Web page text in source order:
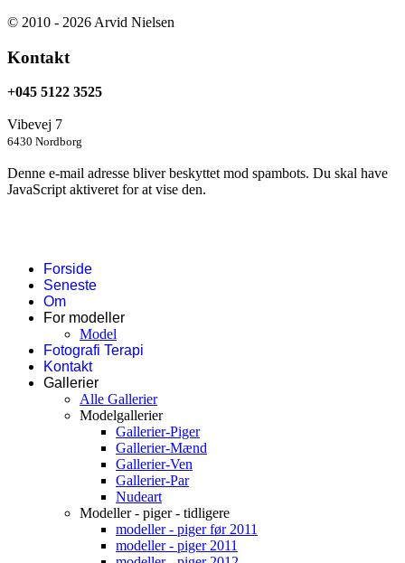
© 2010 - 2026 Arvid Nielsen
Kontakt
+045 5122 3525
Vibevej 7
6430 Nordborg
Denne e-mail adresse bliver beskyttet mod spambots. Du skal have
JavaScript aktiveret for at vise den.
Forside
Seneste
Om
For modeller
Model
Fotografi Terapi
Kontakt
Gallerier
Alle Gallerier
Modelgallerier
Gallerier-Piger
Gallerier-Mænd
Gallerier-Ven
Gallerier-Par
Nudeart
Modeller - piger - tidligere
modeller - piger før 2011
modeller - piger 2011